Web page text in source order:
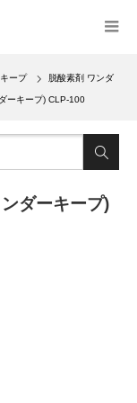
ープ 脱酸素剤 ワンダ
ーキープ) CLP-100
ダーキープ)